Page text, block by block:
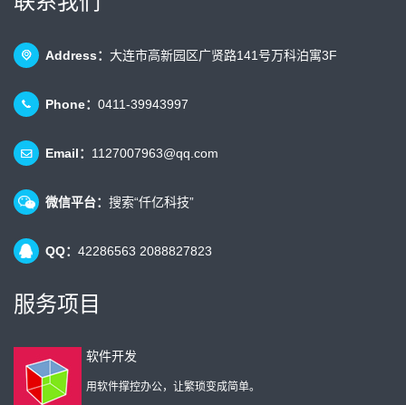
Address： 大连市高新园区广贤路141号万科泊寓3F
Phone： 0411-39943997
Email： 1127007963@qq.com
微信平台： 搜索“仟亿科技”
QQ： 42286563 2088827823
服务项目
软件开发
用软件撑控办公，让繁琐变成简单。